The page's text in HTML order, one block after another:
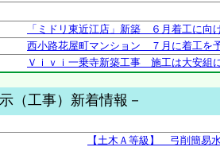
「ミドリ東近江店」新築 ６月着工に向
西小路花屋町マンション ７月に着工を
Ｖｉｖｉ一乗寺新築工事 施工は大安
事）新着情報－
【土木Ａ等級】 弓削簡易